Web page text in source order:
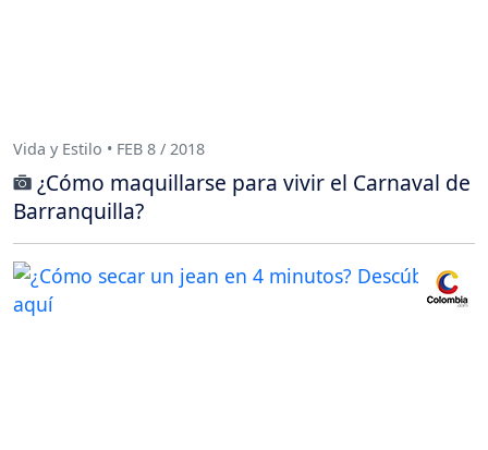
Vida y Estilo • FEB 8 / 2018
¿Cómo maquillarse para vivir el Carnaval de
Barranquilla?